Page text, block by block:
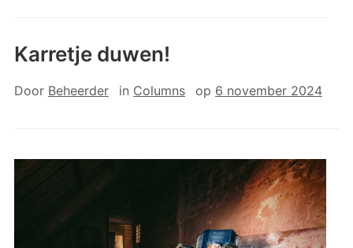
Karretje duwen!
Door Beheerder in Columns op 6 november 2024